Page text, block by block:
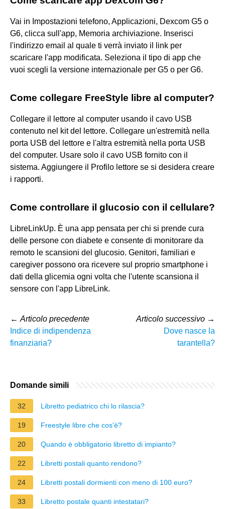
Vai in Impostazioni telefono, Applicazioni, Dexcom G5 o
G6, clicca sull'app, Memoria archiviazione. Inserisci
l'indirizzo email al quale ti verrà inviato il link per
scaricare l'app modificata. Seleziona il tipo di app che
vuoi scegli la versione internazionale per G5 o per G6.
Come collegare FreeStyle libre al computer?
Collegare il lettore al computer usando il cavo USB
contenuto nel kit del lettore. Collegare un'estremità nella
porta USB del lettore e l'altra estremità nella porta USB
del computer. Usare solo il cavo USB fornito con il
sistema. Aggiungere il Profilo lettore se si desidera creare
i rapporti.
Come controllare il glucosio con il cellulare?
LibreLinkUp. È una app pensata per chi si prende cura
delle persone con diabete e consente di monitorare da
remoto le scansioni del glucosio. Genitori, familiari e
caregiver possono ora ricevere sul proprio smartphone i
dati della glicemia ogni volta che l'utente scansiona il
sensore con l'app LibreLink.
← Articolo precedente
Indice di indipendenza
finanziaria?
Articolo successivo →
Dove nasce la
tarantella?
Domande simili
32 Libretto pediatrico chi lo rilascia?
19 Freestyle libre che cos'è?
20 Quando è obbligatorio libretto di impianto?
22 Libretti postali quanto rendono?
24 Libretti postali dormienti con meno di 100 euro?
33 Libretto postale quanti intestatari?